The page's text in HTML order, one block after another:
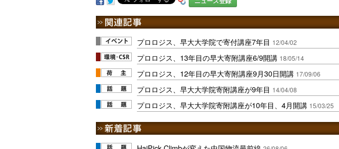
プロロジス、早大大学院で寄付講座7年目 12/04/02
プロロジス、13年目の早大寄附講座6/9開講 18/05/14
プロロジス、12年目の早大寄附講座9月30日開講 17/09/06
プロロジス、早大大学院寄附講座が9年目 14/04/08
プロロジス、早大大学院寄附講座が10年目、4月開講 15/03/25